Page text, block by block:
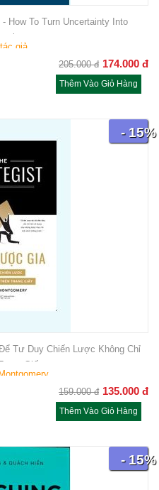
How To Turn Uncertainty Into
giả
205.000 đ 174.000 đ
Thêm Vào Giỏ Hàng
- 15%
Tư Duy Chiến Lược Không Chỉ
Giấy
159.000 đ 135.000 đ
Thêm Vào Giỏ Hàng
- 15%